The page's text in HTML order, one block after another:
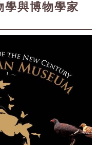
學與博物學家